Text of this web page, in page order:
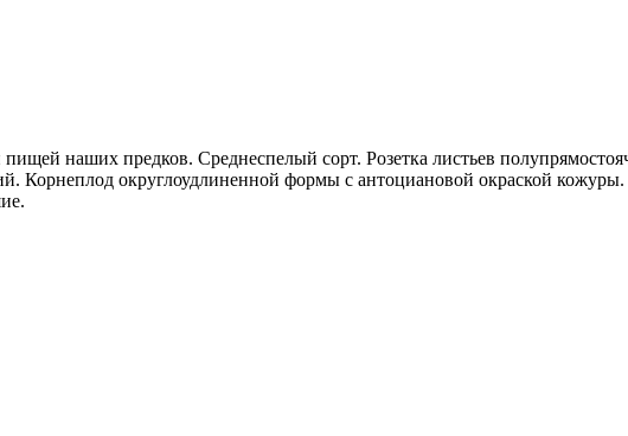
наших предков. Среднеспелый сорт. Розетка листьев
Корнеплод округлоудлиненной формы с антоциановой окраской кожуры.